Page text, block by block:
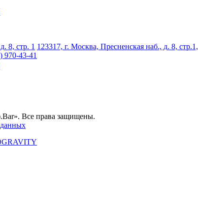
8, стр. 1 123317, г. Москва, Пресненская наб., д. 8, стр.1,
970-43-41
Все права защищены.